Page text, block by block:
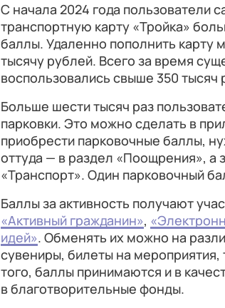
С начала 2024 года пользователи
транспортную карту «Тройка»
баллы. Удаленно пополнить карту
тысячу рублей. Всего за время
воспользовались свыше 350 тысяч
Больше шести тысяч раз
парковки. Это можно сделать в
приобрести парковочные баллы,
оттуда — в раздел «Поощрения», а
«Транспорт». Один парковочный
Баллы за активность получают
«Активный гражданин»,
идей». Обменять их можно на
сувениры, билеты на
того, баллы принимаются и в
в благотворительные фонды.